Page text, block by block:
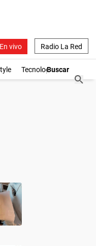
En vivo Radio La Red
Tecnología